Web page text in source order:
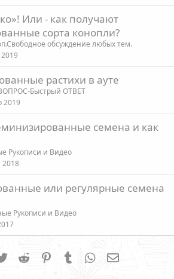
Или - как получают
сорта конопли?
обсуждение любых тем.
растихи в ауте
Быстрый ОТВЕТ
2019
семена и как
Рукописи и Видео
2018
или регулярные семена
Рукописи и Видео
Twitter Reddit PinterestTumblr WhatsApp